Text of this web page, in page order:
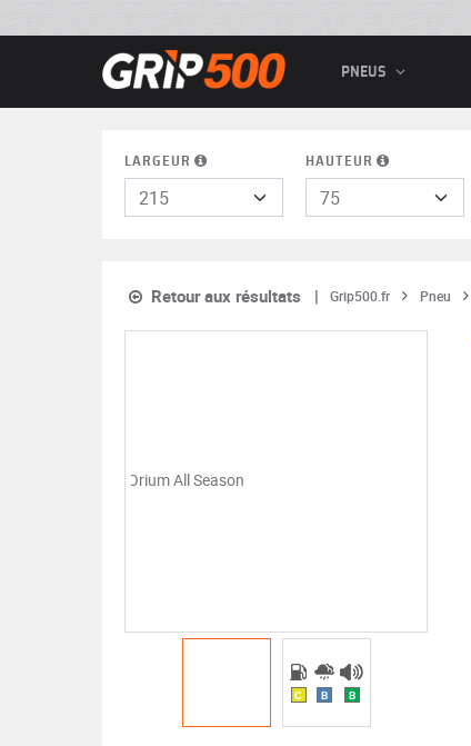
PNEUS
LARGEUR HAUTEUR
Retour aux résultats Grip500.fr Pneu
C B B